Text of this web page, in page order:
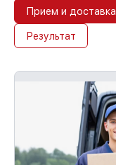
Прием и доставка
Результат